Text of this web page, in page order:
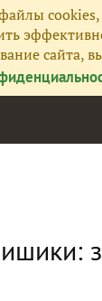
сайта,